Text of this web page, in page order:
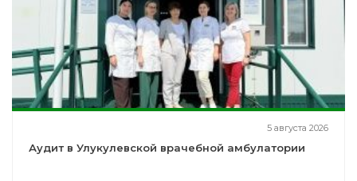
5 августа 2026
Аудит в Улукулевской врачебной амбулатории